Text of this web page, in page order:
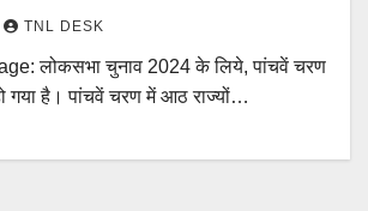
TNL DESK
लोकसभा चुनाव 2024 के लिये, पांचवें चरण
गया है। पांचवें चरण में आठ राज्यों…